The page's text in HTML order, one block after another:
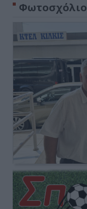
Φωτοσχόλιο